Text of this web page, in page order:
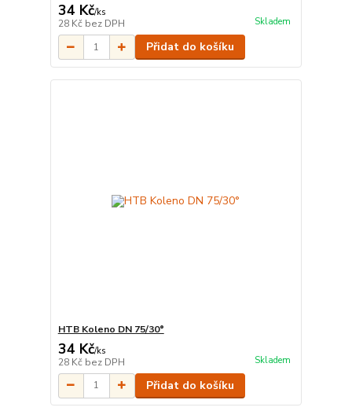
34 Kč/ks
28 Kč bez DPH Skladem
Přidat do košíku
HTB Koleno DN 75/30°
34 Kč/ks
28 Kč bez DPH Skladem
Přidat do košíku